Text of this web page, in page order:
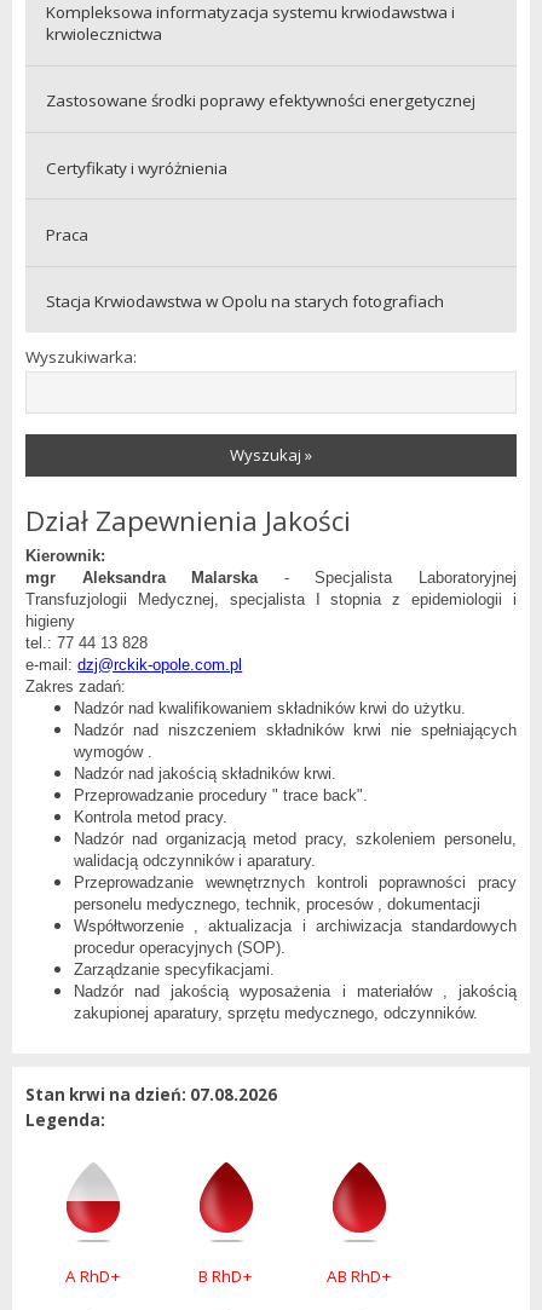
Kompleksowa informatyzacja systemu krwiodawstwa i
krwiolecznictwa
Zastosowane środki poprawy efektywności energetycznej
Certyfikaty i wyróżnienia
Praca
Stacja Krwiodawstwa w Opolu na starych fotografiach
Wyszukiwarka:
Wyszukaj »
Dział Zapewnienia Jakości
Kierownik:
mgr Aleksandra Malarska - Specjalista Laboratoryjnej
Transfuzjologii Medycznej, specjalista I stopnia z epidemiologii i
higieny
tel.: 77 44 13 828
e-mail:dzj@rckik-opole.com.pl
Zakres zadań:
Nadzór nad kwalifikowaniem składników krwi do użytku.
Nadzór nad niszczeniem składników krwi nie spełniających
wymogów .
Nadzór nad jakością składników krwi.
Przeprowadzanie procedury " trace back".
Kontrola metod pracy.
Nadzór nad organizacją metod pracy, szkoleniem personelu,
walidacją odczynników i aparatury.
Przeprowadzanie wewnętrznych kontroli poprawności pracy
personelu medycznego, technik, procesów , dokumentacji
Współtworzenie , aktualizacja i archiwizacja standardowych
procedur operacyjnych (SOP).
Zarządzanie specyfikacjami.
Nadzór nad jakością wyposażenia i materiałów , jakością
zakupionej aparatury, sprzętu medycznego, odczynników.
Stan krwi na dzień: 07.08.2026
Legenda:
A RhD+ B RhD+ AB RhD+